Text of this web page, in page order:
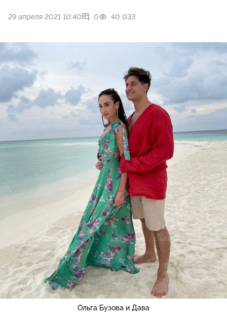
29 апреля 2021 10:40 0 40 033
Ольга Бузова и Дава